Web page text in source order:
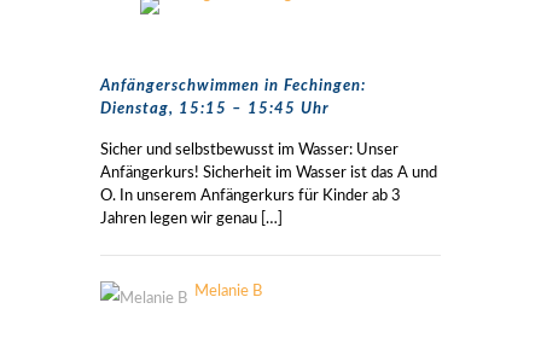
Anfängerschwimmen in Fechingen:
Dienstag, 15:15 – 15:45 Uhr
Sicher und selbstbewusst im Wasser: Unser
Anfängerkurs! Sicherheit im Wasser ist das A und
O. In unserem Anfängerkurs für Kinder ab 3
Jahren legen wir genau […]
Melanie B